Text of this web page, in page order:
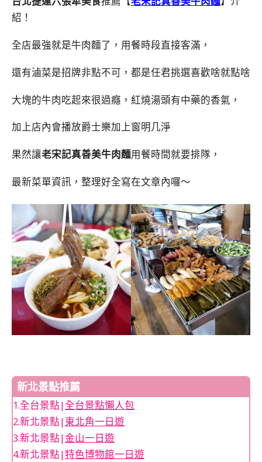
紹！
全店最強就是牛肉麵了，用餐時段直接客滿，
還有滷菜是招牌非點不可，都是任君挑選喜歡啥就點啥
大塊的牛肉吃起來很過癮，紅燒湯頭有中藥的香氣，
加上店內會播放爵士樂加上窗明几淨
果然讓老宋記真善美牛肉麵用餐時間就要排隊，
最新菜單資訊，整理好全寫在文章內囉～
新北景點推薦
1.全台景點|全台景點懶人包
2.新北景點|東北角一日遊
3.新北景點|金山一日遊
4.新北景點|特色博物館一日遊